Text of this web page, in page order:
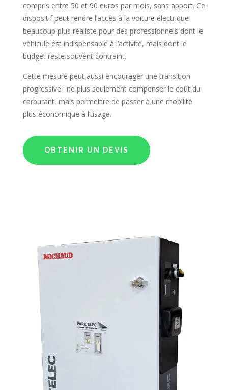
compris entre 50 et 90 euros par mois, sans apport. Ce
dispositif peut rendre l’accès à la voiture électrique
beaucoup plus réaliste pour des professionnels dont le
véhicule est indispensable à l’activité, mais dont le
budget reste souvent contraint.
Cette mesure peut aussi encourager une transition
progressive : ne plus seulement compenser le coût du
carburant, mais permettre de passer à une mobilité
plus économique à l’usage.
OBTENIR UN DEVIS